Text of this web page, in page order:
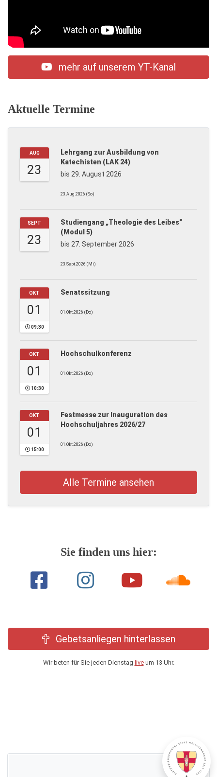
mehr auf unserem YT-Kanal
Aktuelle Termine
AUG
23
Lehrgang zur Ausbildung von
Katechisten (LAK 24)
bis 29. August 2026
23.Aug.2026 (So)
SEPT
23
Studiengang „Theologie des Leibes“
(Modul 5)
bis 27. September 2026
23.Sept.2026 (Mi)
OKT
01
09:30
Senatssitzung
01.Okt.2026 (Do)
OKT
01
10:30
Hochschulkonferenz
01.Okt.2026 (Do)
OKT
01
15:00
Festmesse zur Inauguration des
Hochschuljahres 2026/27
01.Okt.2026 (Do)
Alle Termine ansehen
Sie finden uns hier:
Gebetsanliegen hinterlassen
Wir beten für Sie jeden Dienstag liveum 13 Uhr.